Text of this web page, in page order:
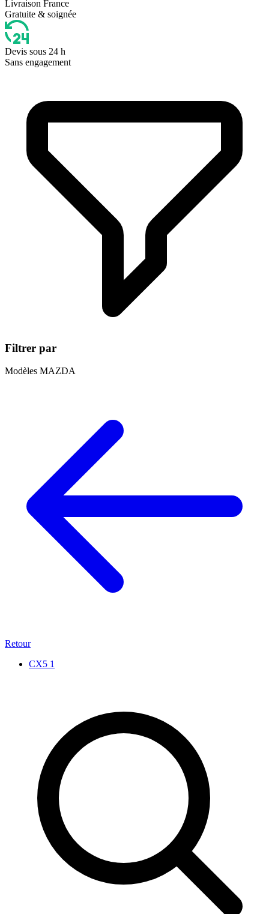
Livraison France
Gratuite & soignée
Devis sous 24 h
Sans engagement
Filtrer par
Modèles MAZDA
Retour
CX5 1